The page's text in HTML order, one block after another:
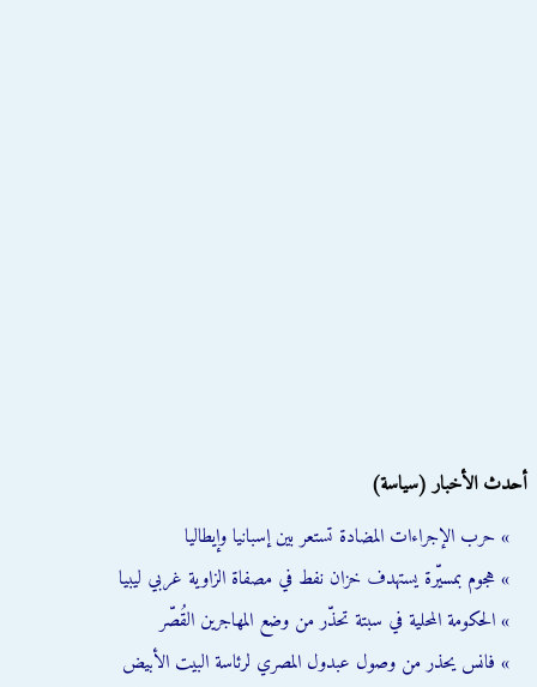
أحدث الأخبار (سياسة)
» حرب الإجراءات المضادة تستعر بين إسبانيا وإيطاليا
» هجوم بمسيّرة يستهدف خزان نفط في مصفاة الزاوية غربي ليبيا
» الحكومة المحلية في سبتة تحذّر من وضع المهاجرين القُصّر
» فانس يحذر من وصول عبدول المصري لرئاسة البيت الأبيض